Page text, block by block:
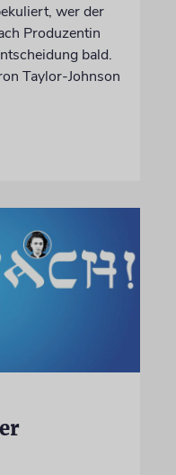
wer der
Produzentin
bald.
Taylor-Johnson